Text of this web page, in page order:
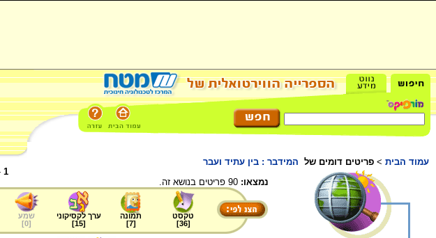
עמוד הבית > פריטים דומים של המידבר : בין עתיד ועבר
1
נמצאו:
טקסט
[
36
]
תמונה
[
7
]
ערך לקסיקוני
[
15
]
שמע
[
0
]